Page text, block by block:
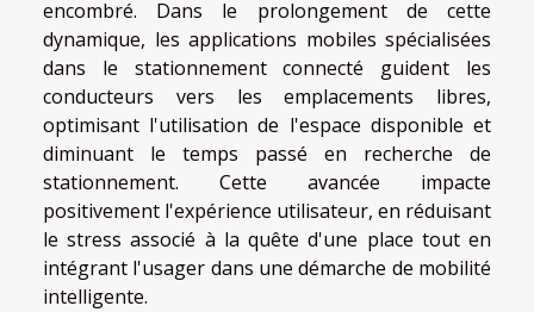
encombré. Dans le prolongement de cette
dynamique, les applications mobiles spécialisées
dans le stationnement connecté guident les
conducteurs vers les emplacements libres,
optimisant l'utilisation de l'espace disponible et
diminuant le temps passé en recherche de
stationnement. Cette avancée impacte
positivement l'expérience utilisateur, en réduisant
le stress associé à la quête d'une place tout en
intégrant l'usager dans une démarche de mobilité
intelligente.